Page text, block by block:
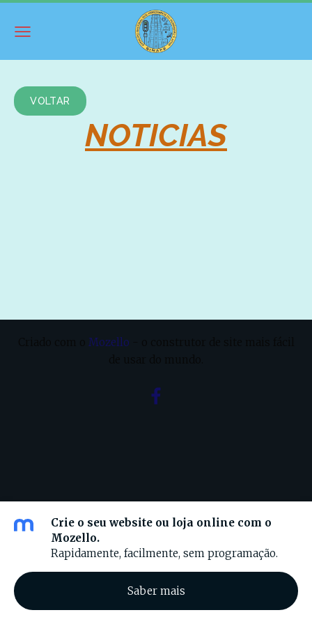
VOLTAR
NOTICIAS
Mozello
Crie o seu website ou loja online com o
Mozello.
Rapidamente, facilmente, sem programação.
Saber mais
sinafe.mozello.com